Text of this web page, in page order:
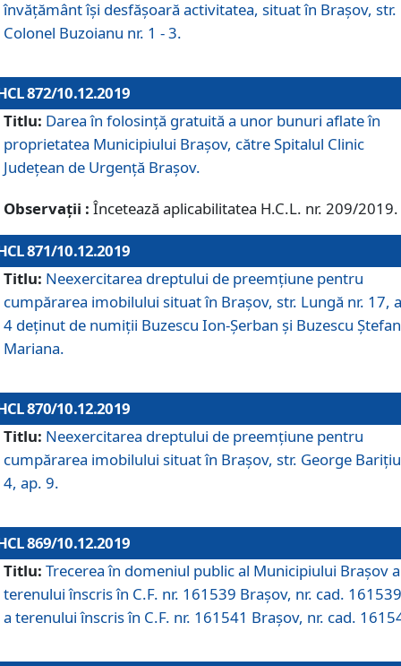
învățământ îşi desfăşoară activitatea, situat în Braşov, str.
Colonel Buzoianu nr. 1 - 3.
872/10.12.2019
Titlu: Darea în folosinţă gratuită a unor bunuri aflate în
proprietatea Municipiului Braşov, către Spitalul Clinic
Judeţean de Urgenţă Braşov.
Observații : Încetează aplicabilitatea H.C.L. nr. 209/2019.
871/10.12.2019
Titlu: Neexercitarea dreptului de preemţiune pentru
cumpărarea imobilului situat în Braşov, str. Lungă nr. 17,
4 deţinut de numiţii Buzescu Ion-Şerban și Buzescu
Mariana.
870/10.12.2019
Titlu: Neexercitarea dreptului de preemţiune pentru
cumpărarea imobilului situat în Braşov, str. George
4, ap. 9.
869/10.12.2019
Titlu: Trecerea în domeniul public al Municipiului Braşov a
terenului înscris în C.F. nr. 161539 Brașov, nr. cad.
a terenului înscris în C.F. nr. 161541 Brașov, nr. cad.